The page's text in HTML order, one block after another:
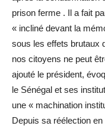
prison ferme . Il a fait
« incliné devant la
sous les effets brutaux
nos citoyens ne peut
ajouté le président,
le Sénégal et ses
une « machination
Depuis sa réélection